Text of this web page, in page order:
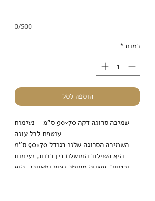
0/500
כמות *
הוספה לסל
שמיכה סרוגה דקה 70×90 ס"מ – נעימות
עוטפת לכל עונה
השמיכה הסרוגה שלנו בגודל 70×90 ס"מ
היא השילוב המושלם בין רכות, נעימות
וסטייל. עשויה מחומר נעים ומאוורר, היא